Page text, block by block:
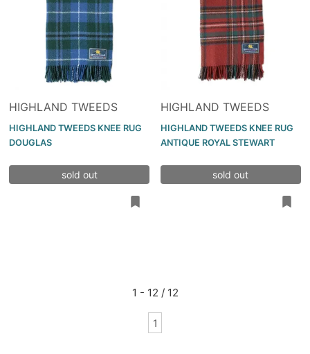
HIGHLAND TWEEDS
HIGHLAND TWEEDS KNEE RUG
DOUGLAS
sold out
HIGHLAND TWEEDS
HIGHLAND TWEEDS KNEE RUG
ANTIQUE ROYAL STEWART
sold out
1 - 12 / 12
1